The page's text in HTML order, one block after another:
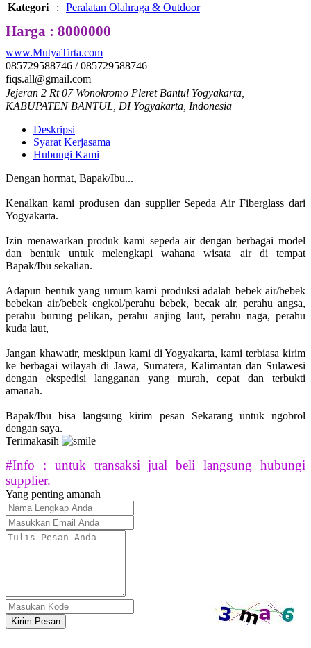
Kategori
: Peralatan Olahraga & Outdoor
Harga : 8000000
www.MutyaTirta.com
085729588746 / 085729588746
fiqs.all@gmail.com
Jejeran 2 Rt 07 Wonokromo Pleret Bantul Yogyakarta,
KABUPATEN BANTUL, DI Yogyakarta, Indonesia
Deskripsi
Syarat Kerjasama
Hubungi Kami
Dengan hormat, Bapak/Ibu...
Kenalkan kami produsen dan supplier Sepeda Air Fiberglass dari
Yogyakarta.
Izin menawarkan produk kami sepeda air dengan berbagai model
dan bentuk untuk melengkapi wahana wisata air di tempat
Bapak/Ibu sekalian.
Adapun bentuk yang umum kami produksi adalah bebek air/bebek
bebekan air/bebek engkol/perahu bebek, becak air, perahu angsa,
perahu burung pelikan, perahu anjing laut, perahu naga, perahu
kuda laut,
Jangan khawatir, meskipun kami di Yogyakarta, kami terbiasa kirim
ke berbagai wilayah di Jawa, Sumatera, Kalimantan dan Sulawesi
dengan ekspedisi langganan yang murah, cepat dan terbukti
amanah.
Bapak/Ibu bisa langsung kirim pesan Sekarang untuk ngobrol
dengan saya.
Terimakasih
#Info : untuk transaksi jual beli langsung hubungi
supplier.
Yang penting amanah
Kirim Pesan